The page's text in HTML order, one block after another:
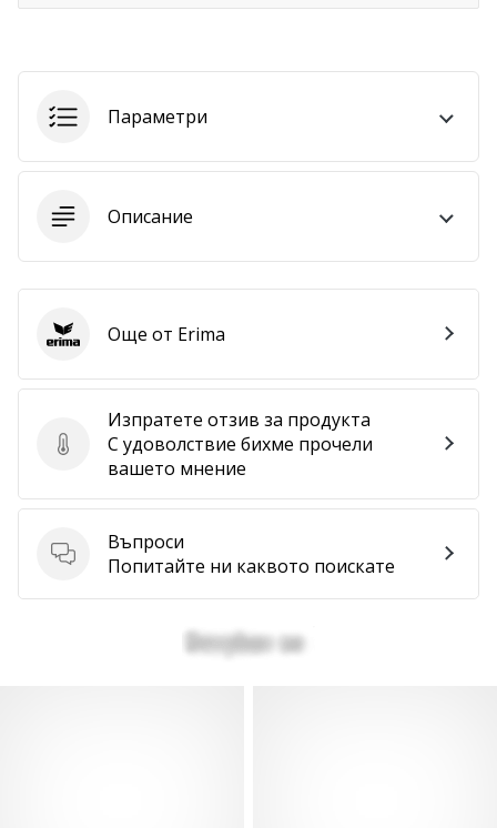
Параметри
Описание
Изпратете отзив за продукта
Изпратете отзив за продукта
С удоволствие бихме прочели
вашето мнение
Въпроси
Въпроси
Попитайте ни каквото поискате
ErimaОще от Erima